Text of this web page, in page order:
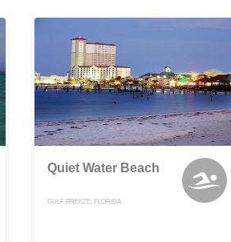
Quiet Water Beach
GULF BREEZE, FLORIDA